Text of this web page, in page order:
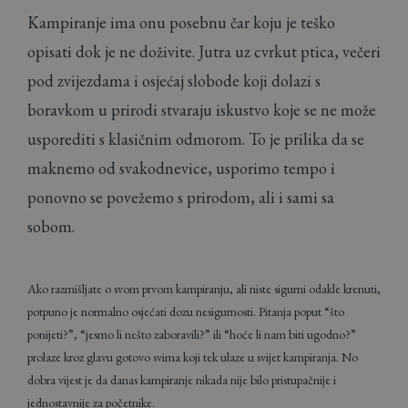
Kampiranje ima onu posebnu čar koju je teško
opisati dok je ne doživite. Jutra uz cvrkut ptica, večeri
pod zvijezdama i osjećaj slobode koji dolazi s
boravkom u prirodi stvaraju iskustvo koje se ne može
usporediti s klasičnim odmorom. To je prilika da se
maknemo od svakodnevice, usporimo tempo i
ponovno se povežemo s prirodom, ali i sami sa
sobom.
Ako razmišljate o svom prvom kampiranju, ali niste sigurni odakle krenuti,
potpuno je normalno osjećati dozu nesigurnosti. Pitanja poput “što
ponijeti?”, “jesmo li nešto zaboravili?” ili “hoće li nam biti ugodno?”
prolaze kroz glavu gotovo svima koji tek ulaze u svijet kampiranja. No
dobra vijest je da danas kampiranje nikada nije bilo pristupačnije i
jednostavnije za početnike.